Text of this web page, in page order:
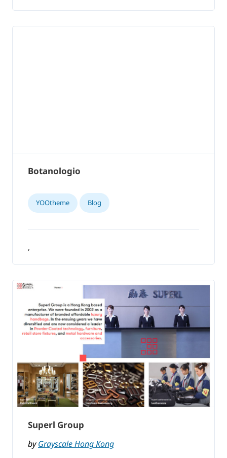
Botanologio
YOOtheme Blog
,
Superl Group
byGrayscale Hong Kong